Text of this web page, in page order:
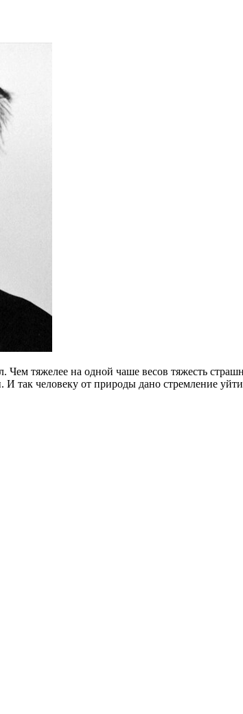
тяжелее на одной чаше весов тяжесть
так человеку от природы дано стремление